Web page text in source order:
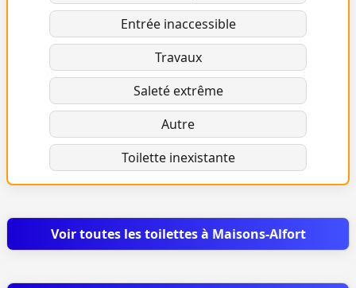
Entrée inaccessible
Travaux
Saleté extrême
Autre
Toilette inexistante
Voir toutes les toilettes à Maisons-Alfort